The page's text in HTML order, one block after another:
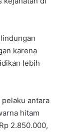
karena
lebih
antara
hitam
2.850.000,